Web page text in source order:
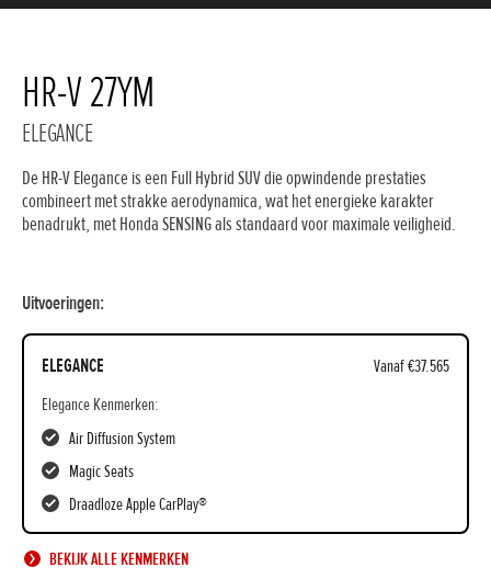
HR-V 27YM
ELEGANCE
De HR-V Elegance is een Full Hybrid SUV die opwindende prestaties
combineert met strakke aerodynamica, wat het energieke karakter
benadrukt, met Honda SENSING als standaard voor maximale veiligheid.
Uitvoeringen:
ELEGANCE
Vanaf €37.565
Elegance Kenmerken:
Air Diffusion System
Magic Seats
Draadloze Apple CarPlay®
BEKIJK ALLE KENMERKEN